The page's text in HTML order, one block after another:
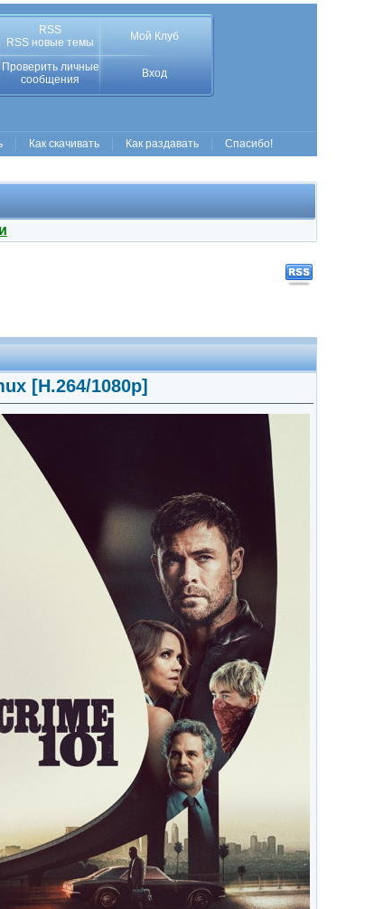
RSS
RSS новые темы
Мой Клуб
Проверить личные
сообщения
Вход
Как скачивать Как раздавать Спасибо!
[H.264/1080p]